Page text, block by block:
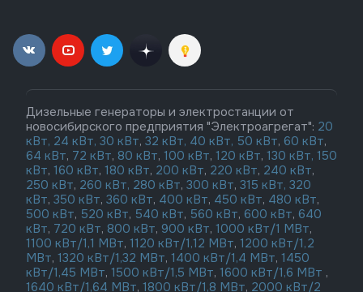
Дизельные генераторы и электростанции от
новосибирского предприятия "Электроагрегат": 20
кВт, 24 кВт, 30 кВт, 32 кВт, 40 кВт, 50 кВт, 60 кВт,
64 кВт, 72 кВт, 80 кВт, 100 кВт, 120 кВт, 130 кВт, 150
кВт, 160 кВт, 180 кВт, 200 кВт, 220 кВт, 240 кВт,
250 кВт, 260 кВт, 280 кВт, 300 кВт, 315 кВт, 320
кВт, 350 кВт, 360 кВт, 400 кВт, 450 кВт, 480 кВт,
500 кВт, 520 кВт, 540 кВт, 560 кВт, 600 кВт, 640
кВт, 720 кВт, 800 кВт, 900 кВт, 1000 кВт/1 МВт,
1100 кВт/1,1 МВт, 1120 кВт/1,12 МВт, 1200 кВт/1,2
МВт, 1320 кВт/1,32 МВт, 1400 кВт/1,4 МВт, 1450
кВт/1,45 МВт, 1500 кВт/1,5 МВт, 1600 кВт/1,6 МВт ,
1640 кВт/1,64 МВт, 1800 кВт/1,8 МВт, 2000 кВт/2